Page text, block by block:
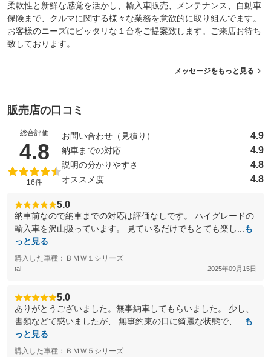
柔軟性と新鮮な感覚を活かし、輸入車販売、メンテナンス、自動車
保険まで、クルマに関する様々な業務を意欲的に取り組んでます。
お客様のニーズにピッタリな１台をご提案致します。ご来店お待ち
致しております。
メッセージをもっと見る
販売店の口コミ
総合評価
4.8 （5点満点中）
16件
お問い合わせ（見積り） 4.9
納車までの対応 4.9
説明の分かりやすさ 4.8
オススメ度 4.8
5.0
納車前なので納車までの対応は評価なしです。 ハイグレードの
輸入車を沢山扱っています。 見ているだけでもとても楽し...
も
っと見る
購入した車種：ＢＭＷ１シリーズ
tai 2025年09月15日
5.0
ありがとうございました。無事納車してもらいました。 少し、
書類などて惑いましたが、 無事約束の日に綺麗な状態で、...
も
っと見る
購入した車種：ＢＭＷ５シリーズ